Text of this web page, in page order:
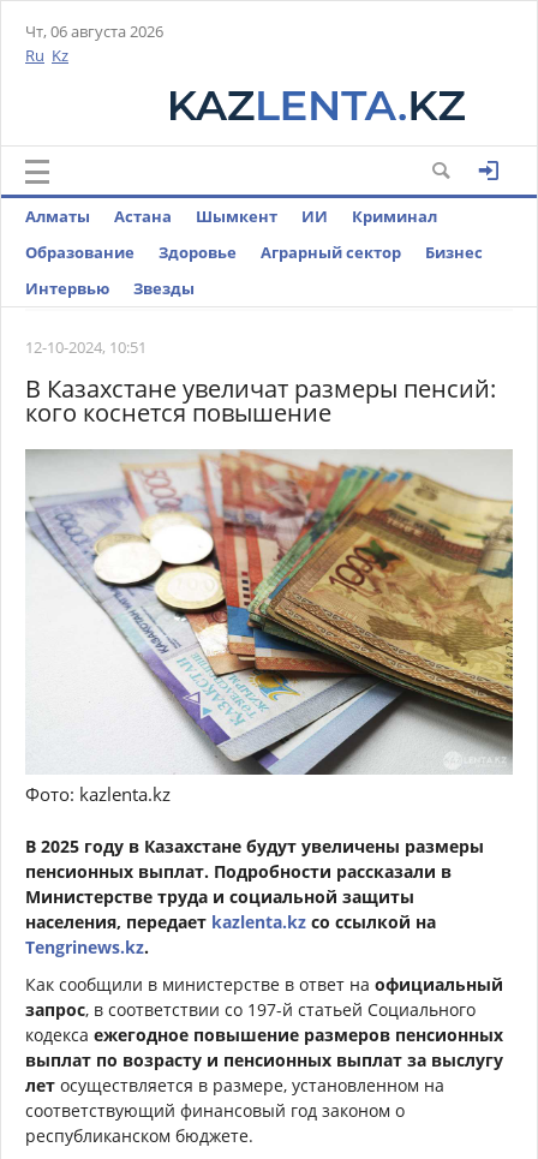
Чт, 06 августа 2026
Ru Kz
Алматы Астана Шымкент ИИ
Криминал
Образование
Здоровье Аграрный сектор
Бизнес
Интервью
Звезды
12-10-2024, 10:51
В Казахстане увеличат размеры пенсий:
кого коснется повышение
Фото: kazlenta.kz
В 2025 году в Казахстане будут увеличены размеры
пенсионных выплат. Подробности рассказали в
Министерстве труда и социальной защиты
населения, передает kazlenta.kz со ссылкой на
Tengrinews.kz.
Как сообщили в министерстве в ответ на официальный
запрос, в соответствии со 197-й статьей Социального
кодекса ежегодное повышение размеров пенсионных
выплат по возрасту и пенсионных выплат за выслугу
лет осуществляется в размере, установленном на
соответствующий финансовый год законом о
республиканском бюджете.